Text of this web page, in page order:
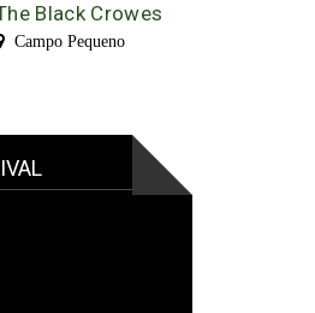
Black Crowes
Campo Pequeno